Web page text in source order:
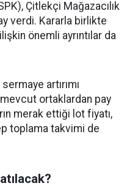
Çitlekçi Mağazacılık
verdi. Kararla birlikte
önemli ayrıntılar da
artırımı
ortaklardan pay
merak ettiği lot fiyatı,
toplama takvimi de